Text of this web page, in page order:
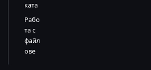
ката
Рабо
та с
файл
ове